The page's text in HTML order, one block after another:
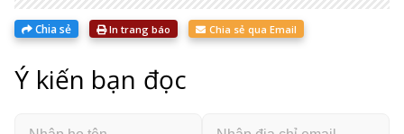
Chia sẻ In trang báo Chia sẻ qua Email
Ý kiến bạn đọc